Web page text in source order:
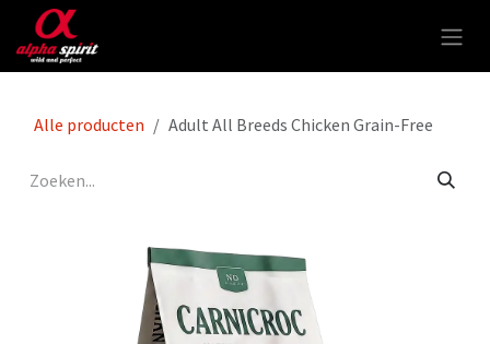
Overslaan naar inhoud
Alle producten Adult All Breeds Chicken Grain-Free